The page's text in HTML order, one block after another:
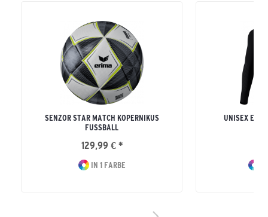
SENZOR STAR MATCH KOPERNIKUS
FUSSBALL
129,99 € *
IN 1 FARBE
UNISEX